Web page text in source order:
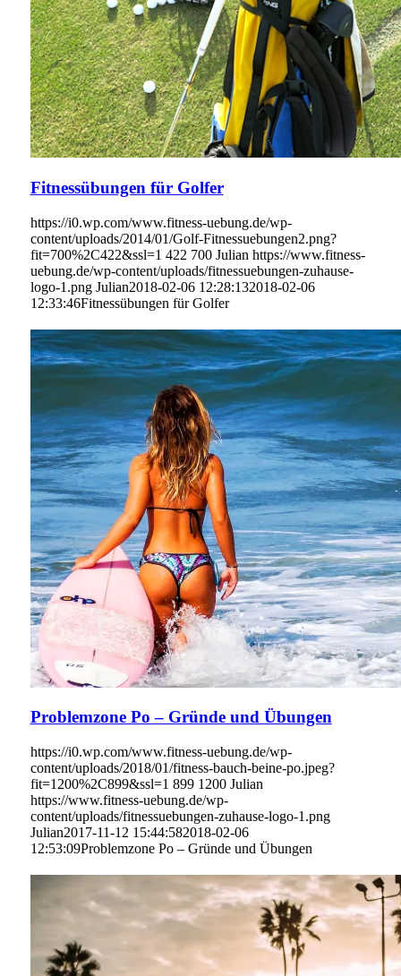
Fitnessübungen für Golfer
https://i0.wp.com/www.fitness-uebung.de/wp-
content/uploads/2014/01/Golf-Fitnessuebungen2.png?
fit=700%2C422&ssl=1 422 700 Julian https://www.fitness-
uebung.de/wp-content/uploads/fitnessuebungen-zuhause-
logo-1.png Julian2018-02-06 12:28:132018-02-06
12:33:46Fitnessübungen für Golfer
Problemzone Po – Gründe und Übungen
https://i0.wp.com/www.fitness-uebung.de/wp-
content/uploads/2018/01/fitness-bauch-beine-po.jpeg?
fit=1200%2C899&ssl=1 899 1200 Julian
https://www.fitness-uebung.de/wp-
content/uploads/fitnessuebungen-zuhause-logo-1.png
Julian2017-11-12 15:44:582018-02-06
12:53:09Problemzone Po – Gründe und Übungen